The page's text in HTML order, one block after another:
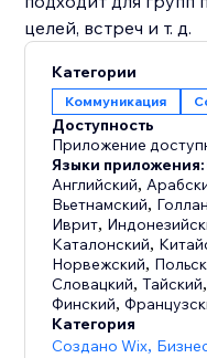
целей, встреч и т. д.
Категории
Коммуникация
Доступность
Приложение
Языки приложения:
Английский,
Вьетнамский,
Иврит,
Каталонский,
Норвежский,
Словацкий,Тайский
Финский,
Категория
Создано Wix,